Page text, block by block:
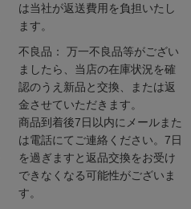
は当社が返送費用を負担いたし
ます。
不良品： 万一不良品等がござい
ましたら、当店の在庫状況を確
認のうえ新品と交換、または返
金させていただきます。
商品到着後7日以内にメールまた
は電話にてご連絡ください。7日
を過ぎますと返品交換をお受け
できなくなる可能性がございま
す。